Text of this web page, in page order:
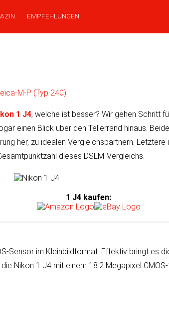
EMPFEHLUNGEN
M-P (Typ 240)
1 J4, wel­che ist bes­ser? Wir ge­hen Schritt
einen Blick über den Teller­rand hinaus.
her, zu ide­a­len Ver­gleichs­part­nern. Letz­tere
dieses DSLM-Vergleichs.
1 J4 kaufen:
Sen­sor im Klein­bild­format. Effek­tiv bringt es
Nikon 1 J4 mit einem 18.2 Mega­pixel